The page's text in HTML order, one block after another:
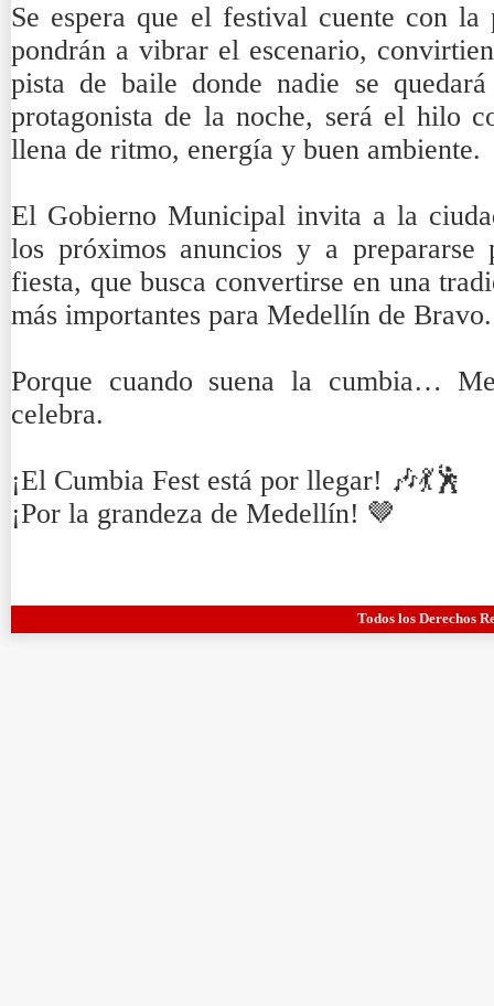
Se espera que el festival cuente con
pondrán a vibrar el escenario,
pista de baile donde nadie se
protagonista de la noche, será el hilo
llena de ritmo, energía y buen ambiente.
El Gobierno Municipal invita a la
los próximos anuncios y a prepararse
fiesta, que busca convertirse en una
más importantes para Medellín de Bravo.
Porque cuando suena la cumbia…
celebra.
¡El Cumbia Fest está por llegar! 🎶💃🕺
¡Por la grandeza de Medellín! 🤎
Todos los Derechos